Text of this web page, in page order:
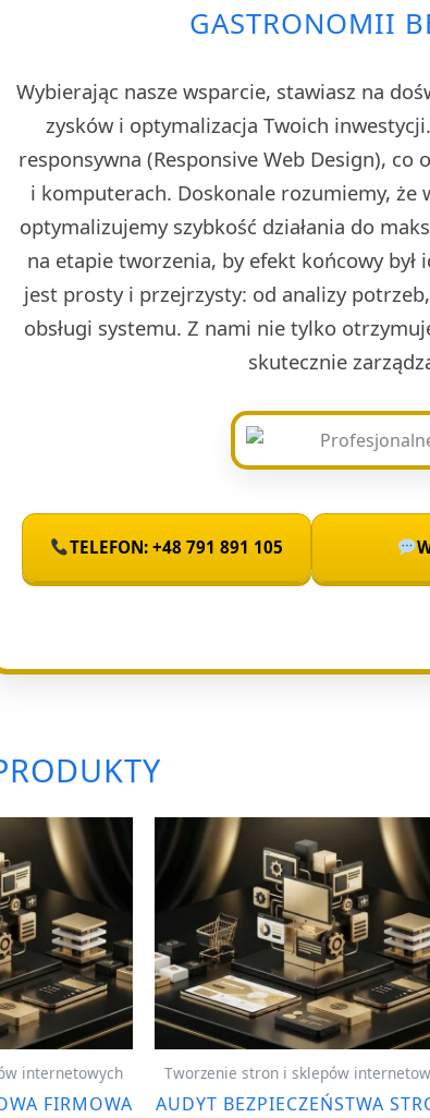
GASTRONOMII
Wybierając nasze wsparcie, stawiasz na
zysków i optymalizacja Twoich
responsywna (Responsive Web Design), co
i komputerach. Doskonale rozumiemy, że
optymalizujemy szybkość działania do
na etapie tworzenia, by efekt końcowy
jest prosty i przejrzysty: od analizy
obsługi systemu. Z nami nie tylko
skutecznie
TELEFON: +48 791 891 105
internetowych
FIRMOWA
Tworzenie stron i sklepów
AUDYT BEZPIECZEŃSTWA